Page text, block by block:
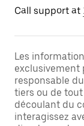
Call support at
Les
exclusivement
responsable
tiers ou de
découlant du
interagissez